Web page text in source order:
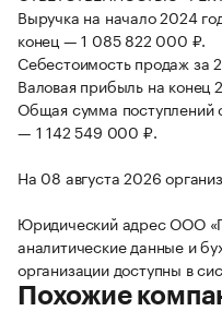
Выручка на начало 2024
конец — 1 085 822 000 ₽.
Себестоимость продаж
Валовая прибыль на
Общая сумма поступлений
— 1 142 549 000 ₽.
На 08 августа 2026
Юридический адрес ООО
аналитические данные и
организации доступны в
Похожие